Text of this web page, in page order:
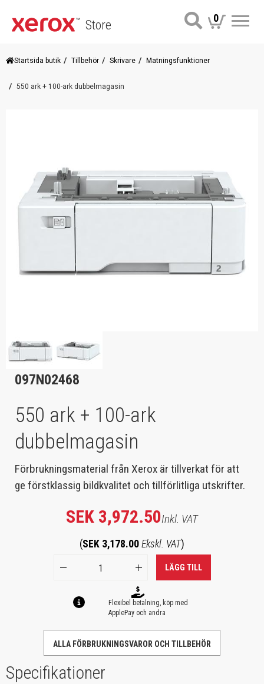
Store 0
Startsida butik Tillbehör Skrivare Matningsfunktioner
550 ark + 100-ark dubbelmagasin
097N02468
550 ark + 100-ark
dubbelmagasin
Förbrukningsmaterial från Xerox är tillverkat för att
ge förstklassig bildkvalitet och tillförlitliga utskrifter.
SEK 3,972.50Inkl. VAT
(SEK 3,178.00 Ekskl. VAT)
LÄGG TILL
Flexibel betalning, köp med
ApplePay och andra
ALLA FÖRBRUKNINGSVAROR OCH TILLBEHÖR
Specifikationer